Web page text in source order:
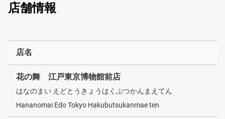
店舗情報
店名
花の舞 江戸東京博物館前店
はなのまい えどとうきょうはくぶつかんまえてん
Hananomai Edo Tokyo Hakubutsukanmae ten